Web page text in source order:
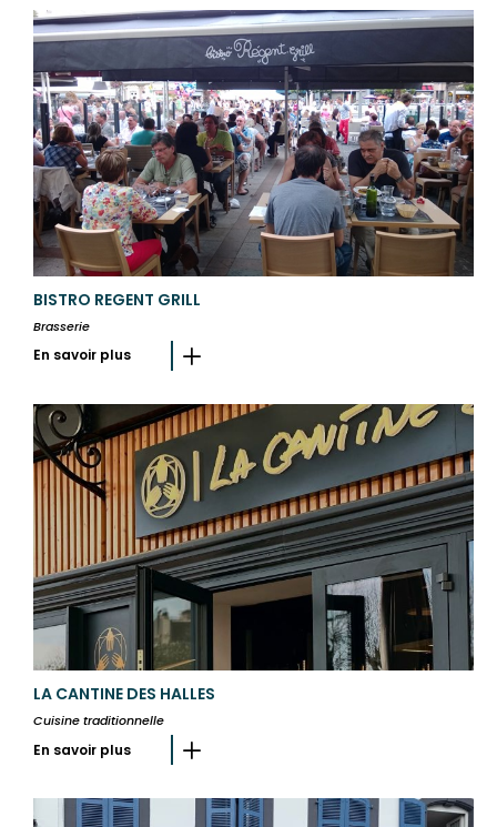
BISTRO REGENT GRILL
Brasserie
En savoir plus
LA CANTINE DES HALLES
Cuisine traditionnelle
En savoir plus